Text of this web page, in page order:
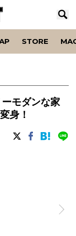
STORE
モダンな家
身！